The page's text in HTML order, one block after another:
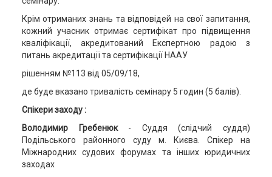
Крім отриманих знань та відповідей на свої запитання,
кожний учасник отримає сертифікат про підвищення
кваліфікації, акредитований Експертною радою з
питань акредитації та сертифікації НААУ
рішенням №113 від 05/09/18,
де буде вказано тривалість семінару 5 годин (5 балів).
Спікери заходу :
Володимир Гребенюк- Суддя (слідчий суддя)
Подільського районного суду м. Києва. Спікер на
Міжнародних судових форумах та інших юридичних
заходах